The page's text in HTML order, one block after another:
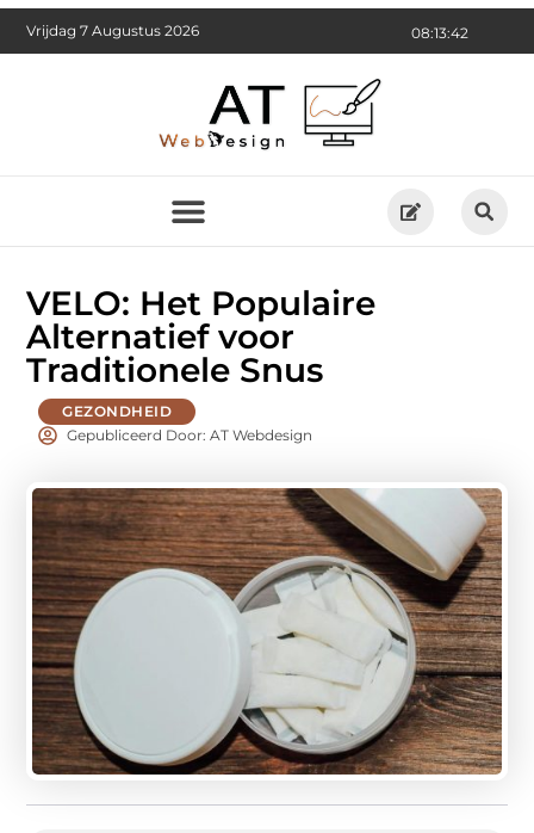
08:13:43
Vrijdag 7 Augustus 2026
VELO: Het Populaire
Alternatief voor
Traditionele Snus
GEZONDHEID
Gepubliceerd Door: AT Webdesign